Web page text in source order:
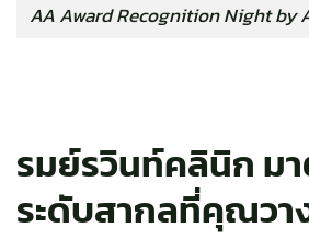
AA Award Recognition Night by
รมย์รวินท์คลินิก ม
ระดับสากลที่คุณวา